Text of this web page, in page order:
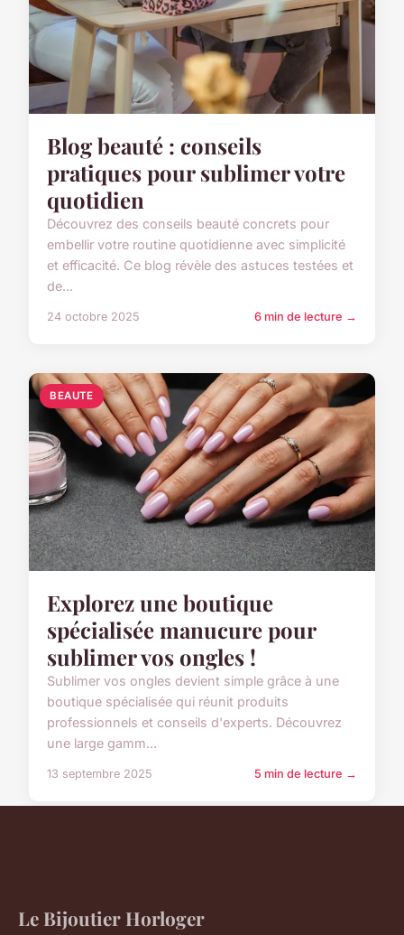
Blog beauté : conseils
pratiques pour sublimer votre
quotidien
Découvrez des conseils beauté concrets pour
embellir votre routine quotidienne avec simplicité
et efficacité. Ce blog révèle des astuces testées et
de...
24 octobre 2025 6 min de lecture →
BEAUTE
Explorez une boutique
spécialisée manucure pour
sublimer vos ongles !
Sublimer vos ongles devient simple grâce à une
boutique spécialisée qui réunit produits
professionnels et conseils d'experts. Découvrez
une large gamm...
13 septembre 2025 5 min de lecture →
Le Bijoutier Horloger